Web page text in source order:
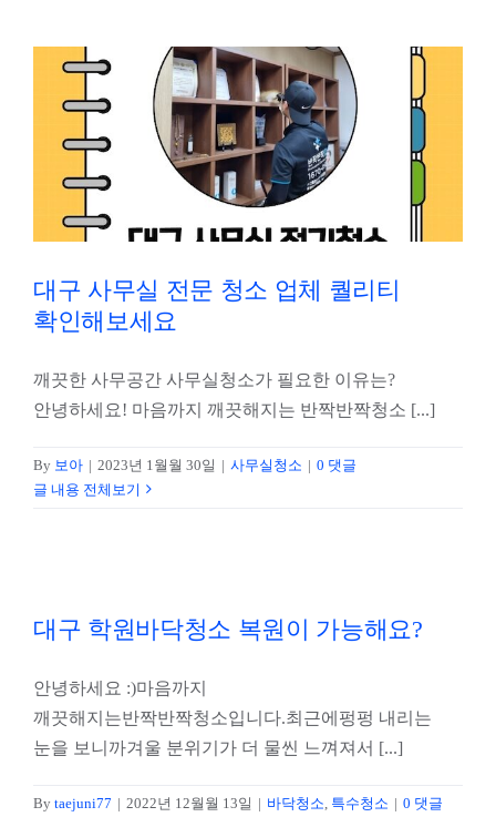
대구 사무실 전문 청소 업체 퀄리티
확인해보세요
깨끗한 사무공간 사무실청소가 필요한 이유는?
안녕하세요! 마음까지 깨끗해지는 반짝반짝청소 [...]
By 보아 | 2023년 1월월 30일 | 사무실청소 | 0 댓글
글 내용 전체보기
대구 학원바닥청소 복원이 가능해요?
안녕하세요 :)마음까지
깨끗해지는반짝반짝청소입니다.​최근에펑펑 내리는
눈을 보니까겨울 분위기가 더 물씬 느껴져서 [...]
By taejuni77 | 2022년 12월월 13일 | 바닥청소 특수청소 | 0 댓글